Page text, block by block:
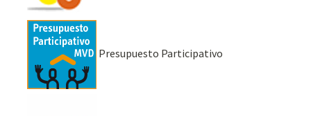
Presupuesto Participativo